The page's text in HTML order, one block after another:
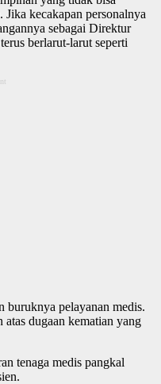
kecakapan personalnya
sebagai Direktur
berlarut-larut seperti
buruknya pelayanan medis.
dugaan kematian yang
tenaga medis pangkal